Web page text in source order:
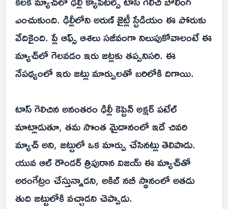
ఎంచుకుంది. ఢిల్లీలోని అరుణ్ జైట్లీ స్టేడియం ఈ పోరుకు
వేదికైంది. ప్లే ఆఫ్స్ ఆశలు సజీవంగా నిలుపుకోవాలంటే ఈ
మ్యాచ్‌లో గెలవడం ఇరు జట్లకు తప్పనిసరి. ఈ
నేపథ్యంలో ఇరు జట్లు మార్పులతో బరిలోకి దిగాయి.
టాస్ గెలిచిన అనంతరం ఢిల్లీ కెప్టెన్ అక్షర్ పటేల్
మాట్లాడుతూ, తమ సొంత మైదానంలో ఇదే చివరి
మ్యాచ్ అని, జట్టులో ఒక మార్పు చేసినట్లు తెలిపాడు.
యువ ఆల్ రౌండర్ త్రిపురాన విజయ్ ఈ మ్యాచ్‌తో
అరంగేట్రం చేస్తున్నాడని, అకిబ్ నబీ స్థానంలో అతడు
తుది జట్టులోకి వచ్చాడని చెప్పాడు.